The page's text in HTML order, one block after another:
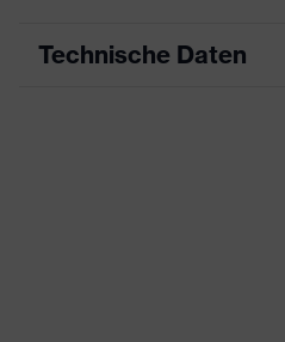
Technische Daten